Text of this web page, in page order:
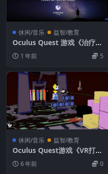
休闲/音乐 益智/教育
Oculus Quest 游戏《治疗》
The Gift VR
1 年前 5
休闲/音乐 益智/教育
Oculus Quest游戏《VR打砖
块》Blockami VR （Oculus
Quest VR +手部追踪）游戏
6 年前 0